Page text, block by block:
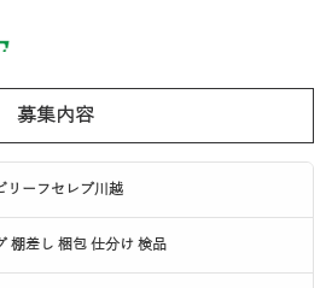
募集内容
リーフセレブ川越
棚差し 梱包 仕分け 検品